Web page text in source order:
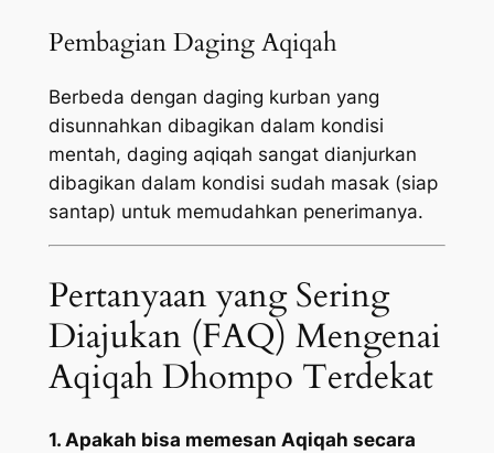
Pembagian Daging Aqiqah
Berbeda dengan daging kurban yang
disunnahkan dibagikan dalam kondisi
mentah, daging aqiqah sangat dianjurkan
dibagikan dalam kondisi sudah masak (siap
santap) untuk memudahkan penerimanya.
Pertanyaan yang Sering
Diajukan (FAQ) Mengenai
Aqiqah Dhompo Terdekat
1. Apakah bisa memesan Aqiqah secara